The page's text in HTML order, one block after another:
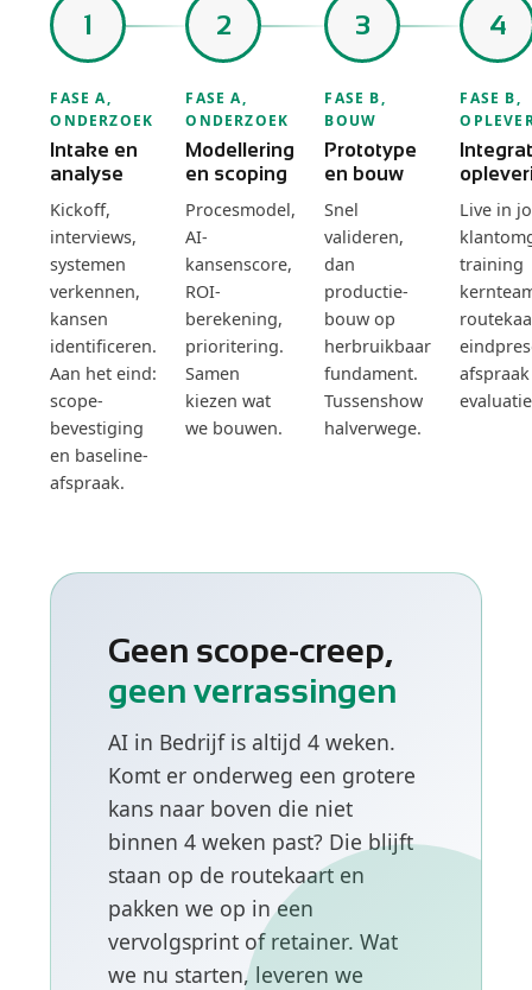
1
FASE A,
ONDERZOEK
Intake en
analyse
Kickoff,
interviews,
systemen
verkennen,
kansen
identificeren.
Aan het eind:
scope-
bevestiging
en baseline-
afspraak.
2
FASE A,
ONDERZOEK
Modellering
en scoping
Procesmodel,
AI-
kansenscore,
ROI-
berekening,
prioritering.
Samen
kiezen wat
we bouwen.
3
FASE B,
BOUW
Prototype
en bouw
Snel
valideren,
dan
productie-
bouw op
herbruikbaar
fundament.
Tussenshow
halverwege.
4
FASE B,
Live in
training
Geen scope-creep,
geen verrassingen
AI in Bedrijf is altijd 4 weken.
Komt er onderweg een grotere
kans naar boven die niet
binnen 4 weken past? Die blijft
staan op de routekaart en
pakken we op in een
vervolgsprint of retainer. Wat
we nu starten, leveren we